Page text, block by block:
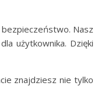
Nasz
użytkownika. Dzięki
znajdziesz nie tylko